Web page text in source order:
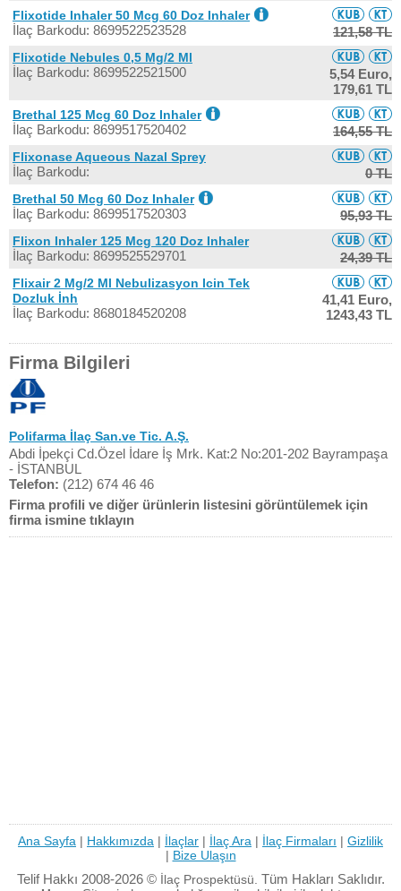
Flixotide Inhaler 50 Mcg 60 Doz Inhaler
İlaç Barkodu: 8699522523528 121,58 TL
Flixotide Nebules 0,5 Mg/2 Ml
İlaç Barkodu: 8699522521500
5,54 Euro,
179,61 TL
Brethal 125 Mcg 60 Doz Inhaler
İlaç Barkodu: 8699517520402 164,55 TL
Flixonase Aqueous Nazal Sprey
İlaç Barkodu: 0 TL
Brethal 50 Mcg 60 Doz Inhaler
İlaç Barkodu: 8699517520303 95,93 TL
Flixon Inhaler 125 Mcg 120 Doz Inhaler
İlaç Barkodu: 8699525529701 24,39 TL
Flixair 2 Mg/2 Ml Nebulizasyon Icin Tek
Dozluk İnh
İlaç Barkodu: 8680184520208
41,41 Euro,
1243,43 TL
Firma Bilgileri
Polifarma İlaç San.ve Tic. A.Ş.
Abdi İpekçi Cd.Özel İdare İş Mrk. Kat:2 No:201-202 Bayrampaşa
- İSTANBUL
Telefon: (212) 674 46 46
Firma profili ve diğer ürünlerin listesini görüntülemek için
firma ismine tıklayın
Ana Sayfa | Hakkımızda | İlaçlar | İlaç Ara | İlaç Firmaları | Gizlilik
| Bize Ulaşın
Telif Hakkı 2008-2026 © İlaç Prospektüsü. Tüm Hakları Saklıdır.